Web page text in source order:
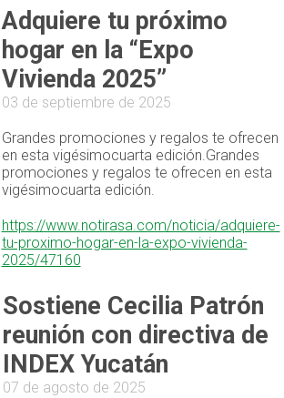
Adquiere tu próximo
hogar en la “Expo
Vivienda 2025”
03 de septiembre de 2025
Grandes promociones y regalos te ofrecen
en esta vigésimocuarta edición.Grandes
promociones y regalos te ofrecen en esta
vigésimocuarta edición.
https://www.notirasa.com/noticia/adquiere-
tu-proximo-hogar-en-la-expo-vivienda-
2025/47160
Sostiene Cecilia Patrón
reunión con directiva de
INDEX Yucatán
07 de agosto de 2025